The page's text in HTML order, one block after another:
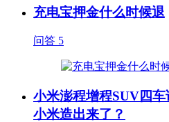
充电宝押金什么时候退
问答 5
小米澎程增程SUV四
小米造出来了？